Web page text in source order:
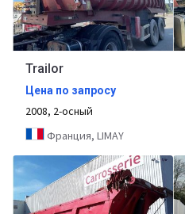
Trailor
Цена по запросу
2008, 2-осный
Франция, LIMAY